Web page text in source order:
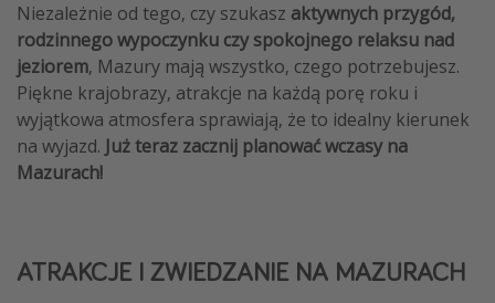
Niezależnie od tego, czy szukasz aktywnych przygód,
rodzinnego wypoczynku czy spokojnego relaksu nad
jeziorem, Mazury mają wszystko, czego potrzebujesz.
Piękne krajobrazy, atrakcje na każdą porę roku i
wyjątkowa atmosfera sprawiają, że to idealny kierunek
na wyjazd. Już teraz zacznij planować wczasy na
Mazurach!
ATRAKCJE I ZWIEDZANIE NA MAZURACH